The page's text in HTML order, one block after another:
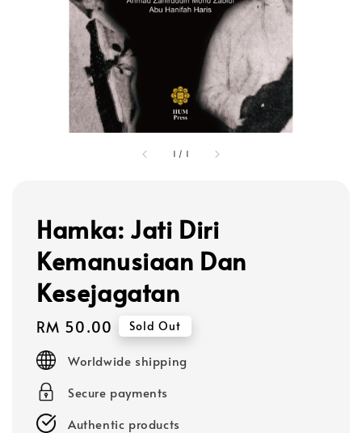
1 / 1
Hamka: Jati Diri
Kemanusiaan Dan
Kesejagatan
Regular
price
RM 50.00 Sold Out
Worldwide shipping
Secure payments
Authentic products